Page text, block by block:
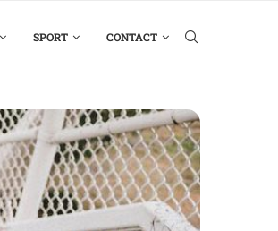
SPORT CONTACT